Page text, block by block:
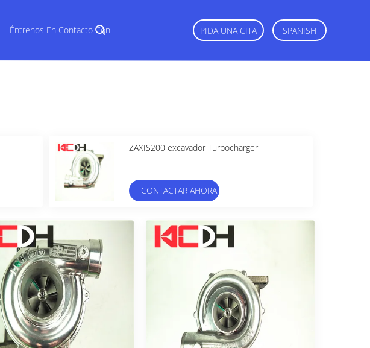
Éntrenos En Contacto Con PIDA UNA CITA SPANISH
ZAXIS200 excavador Turbocharger
CONTACTAR AHORA